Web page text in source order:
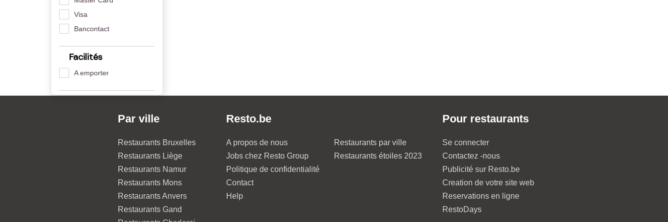
Visa
Bancontact
Facilités
A emporter
Par ville
Restaurants Bruxelles
Restaurants Liège
Restaurants Namur
Restaurants Mons
Restaurants Anvers
Restaurants Gand
Resto.be
A propos de nous
Jobs chez Resto Group
Politique de confidentialité
Contact
Help
Restaurants par ville
Restaurants étoiles 2023
Pour restaurants
Se connecter
Contactez -nous
Publicité sur Resto.be
Creation de votre site web
Reservations en ligne
RestoDays